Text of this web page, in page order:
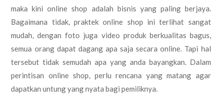
maka kini online shop adalah bisnis yang paling berjaya.
Bagaimana tidak, praktek online shop ini terlihat sangat
mudah, dengan foto juga video produk berkualitas bagus,
semua orang dapat dagang apa saja secara online. Tapi hal
tersebut tidak semudah apa yang anda bayangkan. Dalam
perintisan online shop, perlu rencana yang matang agar
dapatkan untung yang nyata bagi pemiliknya.